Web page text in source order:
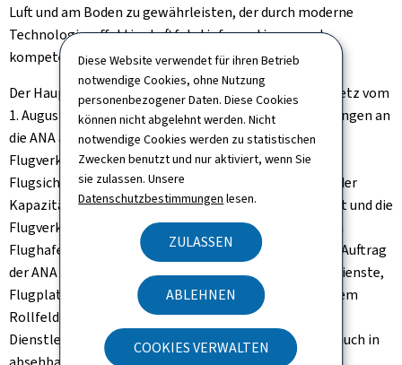
Diese Website verwendet für ihren Betrieb
notwendige Cookies, ohne Nutzung
personenbezogener Daten. Diese Cookies
können nicht abgelehnt werden. Nicht
notwendige Cookies werden zu statistischen
Zwecken benutzt und nur aktiviert, wenn Sie
sie zulassen. Unsere
Datenschutzbestimmungen lesen.
ZULASSEN
ABLEHNEN
COOKIES VERWALTEN
Luft und am Boden zu gewährleisten, der durch moderne
Technologie, effektive Luftfahrtinformationen und
kompetentes Personal unterstützt wird.
Der Hauptauftrag der ANA ist im luxemburgischen Gesetz vom
1. August 2018 festgelegt und bestimmt die Anforderungen an
die ANA als Dienstleister für das gesamte
Flugverkehrsmanagement, als Dienstleister für die
Flugsicherung, die Steuerung des Verkehrsflusses und der
Kapazität des Flugverkehrs, das Luftraummanagement und die
Flugverkehrskontrolle im Terminal-Luftraum, auf dem
Flughafen und in Teilen des regionalen Luftraums. Der Auftrag
der ANA umfasst technische und luftfahrttechnische Dienste,
Flugplatzdienste und elektrotechnische Dienste auf dem
Rollfeld und darüber hinaus. Dieser Auftrag gilt für alle
Dienstleistungsbereiche und -abteilungen und bleibt auch in